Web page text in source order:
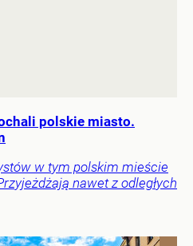
polskie miasto.
w tym polskim mieście
nawet z odległych